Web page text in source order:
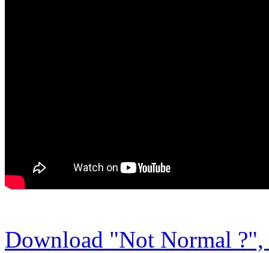
Download "Not Normal ?",